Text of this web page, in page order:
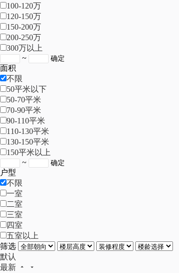
100-120万
120-150万
150-200万
200-250万
300万以上
~
面积
不限
50平米以下
50-70平米
70-90平米
90-110平米
110-130平米
130-150平米
150平米以上
~
户型
不限
一室
二室
三室
四室
五室以上
筛选
默认
最新